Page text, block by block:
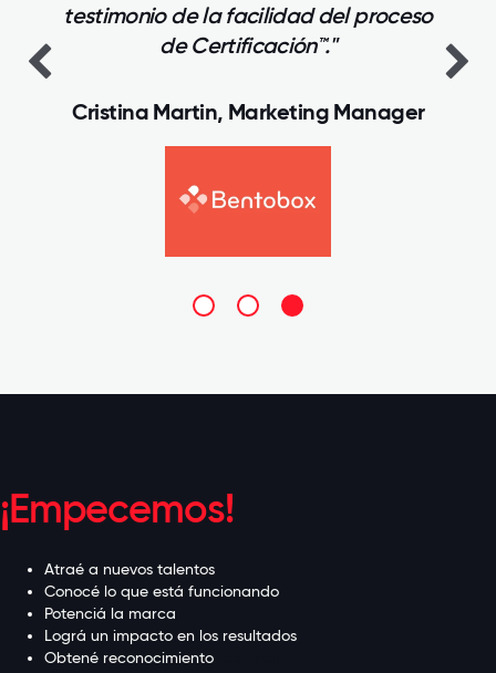
testimonio de la facilidad del proceso
de Certificación™."
Cristina Martin, Marketing Manager
¡Empecemos!
Atraé a nuevos talentos
Conocé lo que está funcionando
Potenciá la marca
Lográ un impacto en los resultados
Obtené reconocimiento